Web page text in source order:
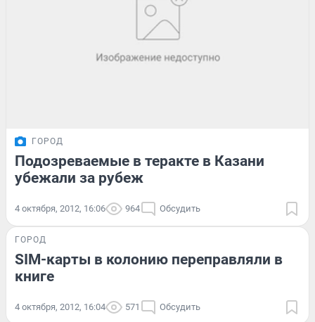
ГОРОД
Подозреваемые в теракте в Казани
убежали за рубеж
4 октября, 2012, 16:06 964 Обсудить
ГОРОД
SIM-карты в колонию переправляли в
книге
4 октября, 2012, 16:04 571 Обсудить